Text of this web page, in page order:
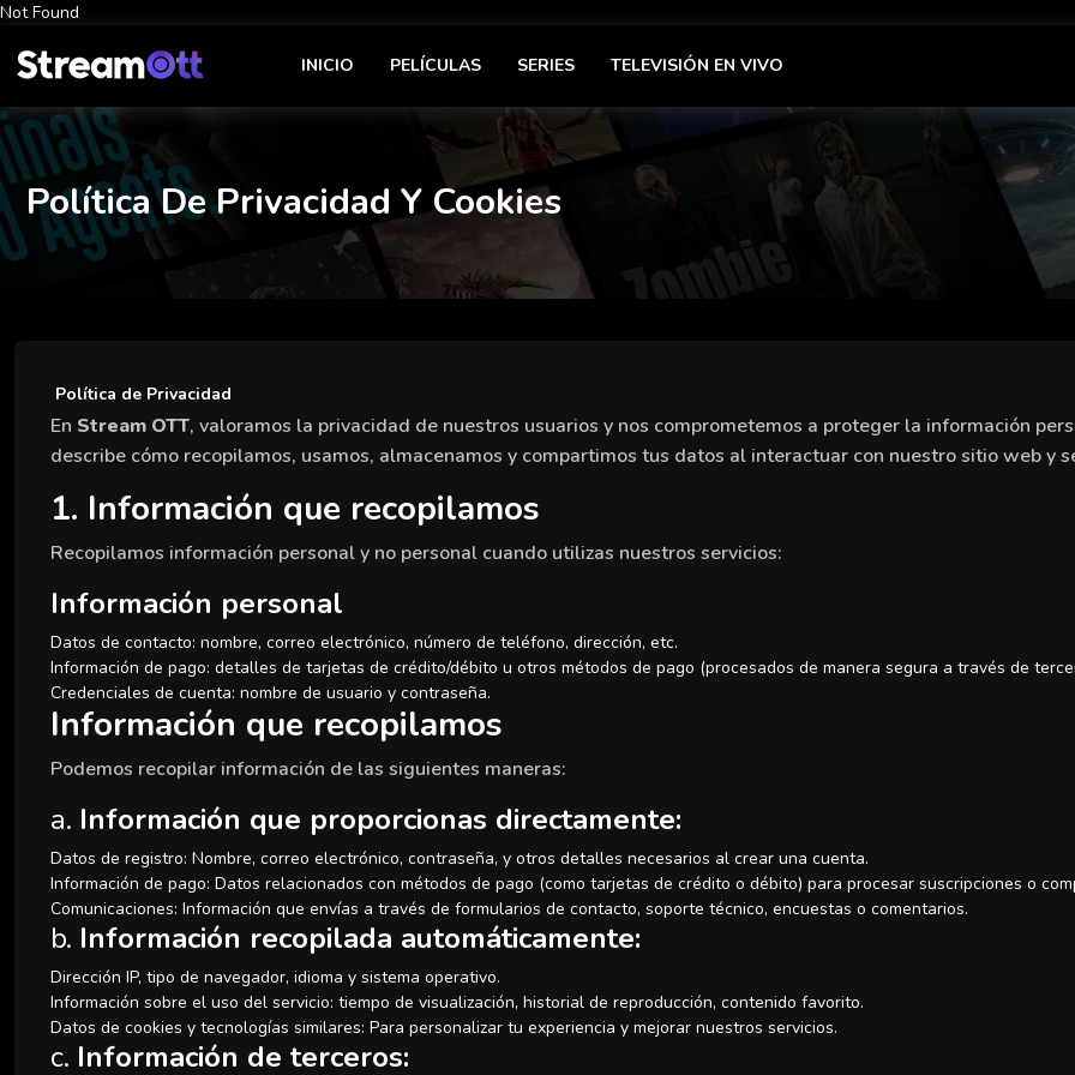
Not Found
INICIO PELÍCULAS SERIES TELEVISIÓN EN VIVO
Política De Privacidad Y Cookies
Política de Privacidad
En Stream OTT, valoramos la privacidad de nuestros usuarios y nos comprometemos a proteger la información
describe cómo recopilamos, usamos, almacenamos y compartimos tus datos al interactuar con nuestro sitio web y
1. Información que recopilamos
Recopilamos información personal y no personal cuando utilizas nuestros servicios:
Información personal
Datos de contacto: nombre, correo electrónico, número de teléfono, dirección, etc.
Información de pago: detalles de tarjetas de crédito/débito u otros métodos de pago (procesados de manera segura a través de
Credenciales de cuenta: nombre de usuario y contraseña.
Información que recopilamos
Podemos recopilar información de las siguientes maneras:
a. Información que proporcionas directamente:
Datos de registro: Nombre, correo electrónico, contraseña, y otros detalles necesarios al crear una cuenta.
Información de pago: Datos relacionados con métodos de pago (como tarjetas de crédito o débito) para procesar suscripciones o
Comunicaciones: Información que envías a través de formularios de contacto, soporte técnico, encuestas o comentarios.
b. Información recopilada automáticamente:
Dirección IP, tipo de navegador, idioma y sistema operativo.
Información sobre el uso del servicio: tiempo de visualización, historial de reproducción, contenido favorito.
Datos de cookies y tecnologías similares: Para personalizar tu experiencia y mejorar nuestros servicios.
c. Información de terceros: